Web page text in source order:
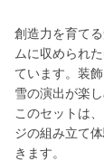
創造力を育て
ムに収められ
ています。装
雪の演出が楽
このセットは
ジの組み立て
きます。